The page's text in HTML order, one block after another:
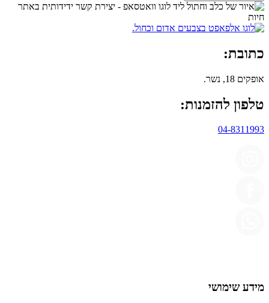
כתובת:
אופקים 18, נשר.
טלפון להזמנות:
04-8311993
מידע שימושי